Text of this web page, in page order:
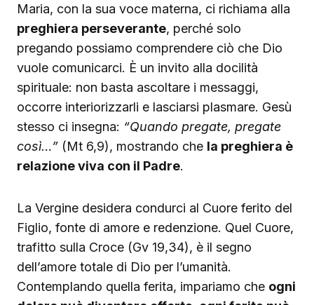
Maria, con la sua voce materna, ci richiama alla
preghiera perseverante, perché solo
pregando possiamo comprendere ciò che Dio
vuole comunicarci. È un invito alla docilità
spirituale: non basta ascoltare i messaggi,
occorre interiorizzarli e lasciarsi plasmare. Gesù
stesso ci insegna: “Quando pregate, pregate
così…” (Mt 6,9), mostrando che la preghiera è
relazione viva con il Padre.
La Vergine desidera condurci al Cuore ferito del
Figlio, fonte di amore e redenzione. Quel Cuore,
trafitto sulla Croce (Gv 19,34), è il segno
dell’amore totale di Dio per l’umanità.
Contemplando quella ferita, impariamo che ogni